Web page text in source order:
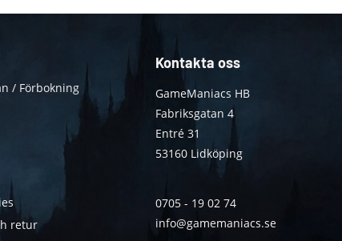
/ Förbokning
retur
Kontakta oss
GameManiacs HB
Fabriksgatan 4
Entré 31
53160 Lidköping
0705 - 19 02 74
info@gamemaniacs.se